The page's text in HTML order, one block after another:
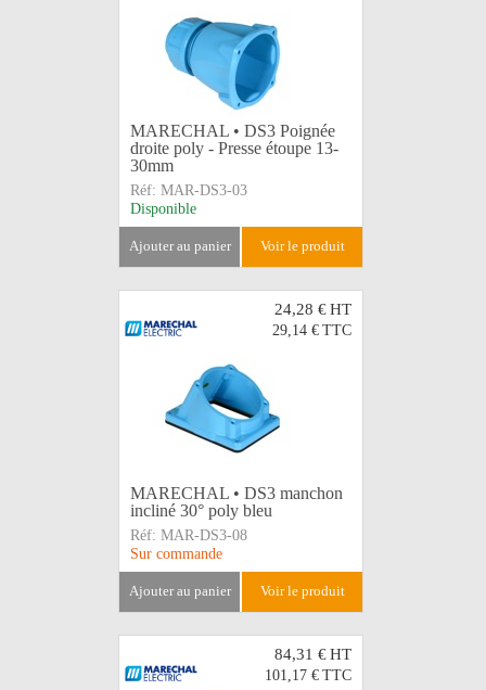
MARECHAL • DS3 Poignée
droite poly - Presse étoupe 13-
30mm
Réf: MAR-DS3-03
Disponible
ajouter au panier voir le produit
24,28 €HT
29,14 € TTC
MARECHAL • DS3 manchon
incliné 30° poly bleu
Réf: MAR-DS3-08
Sur commande
ajouter au panier voir le produit
84,31 €HT
101,17 € TTC